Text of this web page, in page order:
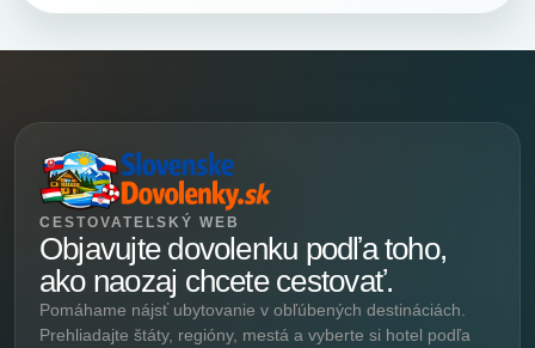
CESTOVATEĽSKÝ WEB
Objavujte dovolenku podľa toho,
ako naozaj chcete cestovať.
Pomáhame nájsť ubytovanie v obľúbených destináciách.
Prehliadajte štáty, regióny, mestá a vyberte si hotel podľa